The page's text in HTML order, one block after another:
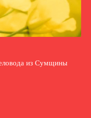
из Сумщины